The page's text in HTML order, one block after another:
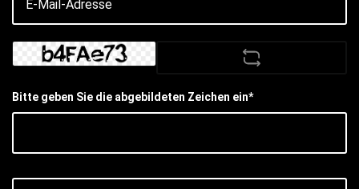
Bitte geben Sie die abgebildeten Zeichen ein*